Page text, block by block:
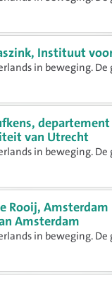
Instituut
in beweging.
van Utrecht
in beweging.
Rooij,
Amsterdam
in beweging.